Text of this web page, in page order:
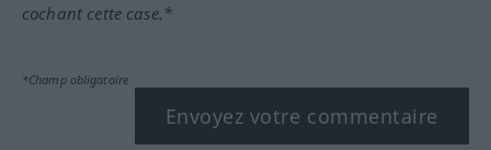
cochant cette case.*
*Champ obligatoire
Envoyez votre commentaire